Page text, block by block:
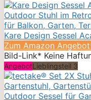
Kare Design Sessel
Zum Amazon
Bild-Link* Keine
AngebotLieblingsteil 3